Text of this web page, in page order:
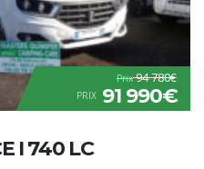
Prix94 780€
PRIX 91 990€
I 740 LC